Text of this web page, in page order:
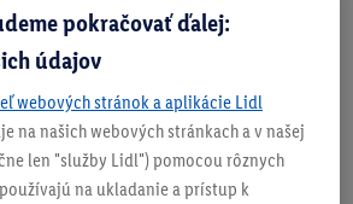
pokračovať ďalej:
údajov
webových stránok a aplikácie Lidl
na našich webových stránkach a v našej
len "služby Lidl") pomocou rôznych
na ukladanie a prístup k